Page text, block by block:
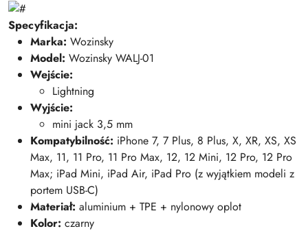
Specyfikacja:
Marka: Wozinsky
Model: Wozinsky WALJ-01
Wejście:
Lightning
Wyjście:
mini jack 3,5 mm
Kompatybilność: iPhone 7, 7 Plus, 8 Plus, X, XR, XS, XS
Max, 11, 11 Pro, 11 Pro Max, 12, 12 Mini, 12 Pro, 12 Pro
Max; iPad Mini, iPad Air, iPad Pro (z wyjątkiem modeli z
portem USB-C)
Materiał: aluminium + TPE + nylonowy oplot
Kolor: czarny